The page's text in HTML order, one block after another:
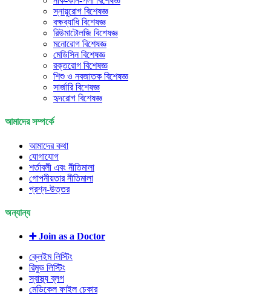
স্নায়ুরোগ বিশেষজ্ঞ
বক্ষব্যাধি বিশেষজ্ঞ
রিউমাটোলজি বিশেষজ্ঞ
মনোরোগ বিশেষজ্ঞ
মেডিসিন বিশেষজ্ঞ
রক্তরোগ বিশেষজ্ঞ
শিশু ও নবজাতক বিশেষজ্ঞ
সার্জারি বিশেষজ্ঞ
হৃদরোগ বিশেষজ্ঞ
আমাদের সম্পর্কে
আমাদের কথা
যোগাযোগ
শর্তাবলী এবং নীতিমালা
গোপনীয়তার নীতিমালা
প্রশ্ন-উত্তর
অন্যান্য
➕ Join as a Doctor
ক্লেইম লিস্টিং
রিমুভ লিস্টিং
স্বাস্থ্য ব্লগ
মেডিকেল ফাইল চেকার